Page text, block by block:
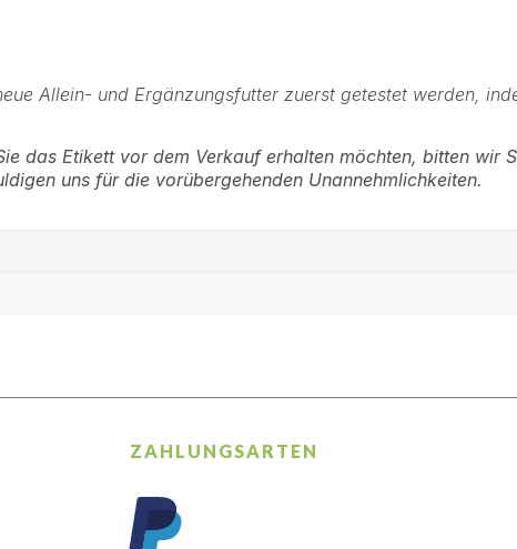
Allein- und Ergänzungsfutter zuerst getestet werden,
das Etikett vor dem Verkauf erhalten möchten, bitten wir
uns für die vorübergehenden Unannehmlichkeiten.
ZAHLUNGSARTEN